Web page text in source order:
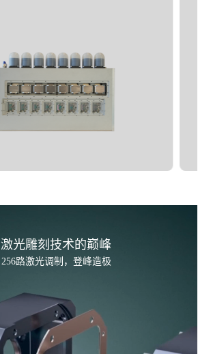
激光雕刻技术的巅峰
256路激光调制，登峰造极